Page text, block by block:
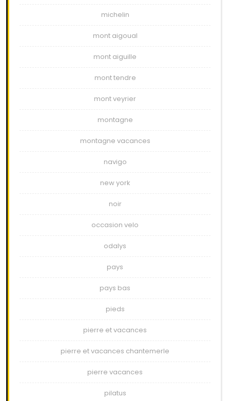
michelin
mont aigoual
mont aiguille
mont tendre
mont veyrier
montagne
montagne vacances
navigo
new york
noir
occasion velo
odalys
pays
pays bas
pieds
pierre et vacances
pierre et vacances chantemerle
pierre vacances
pilatus